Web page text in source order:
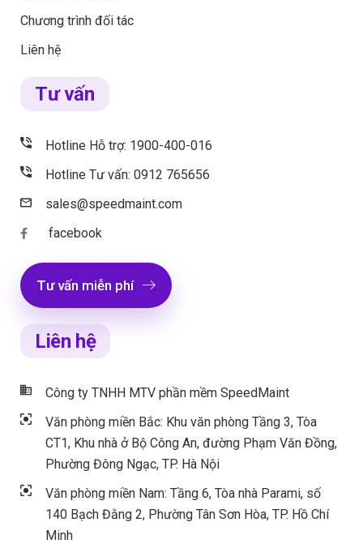
Chương trình đối tác
Liên hệ
Tư vấn
Hotline Hỗ trợ: 1900-400-016
Hotline Tư vấn: 0912 765656
sales@speedmaint.com
facebook
Tư vấn miễn phí
Liên hệ
Công ty TNHH MTV phần mềm SpeedMaint
Văn phòng miền Bắc: Khu văn phòng Tầng 3, Tòa
CT1, Khu nhà ở Bộ Công An, đường Phạm Văn Đồng,
Phường Đông Ngạc, TP. Hà Nội
Văn phòng miền Nam: Tầng 6, Tòa nhà Parami, số
140 Bạch Đằng 2, Phường Tân Sơn Hòa, TP. Hồ Chí
Minh